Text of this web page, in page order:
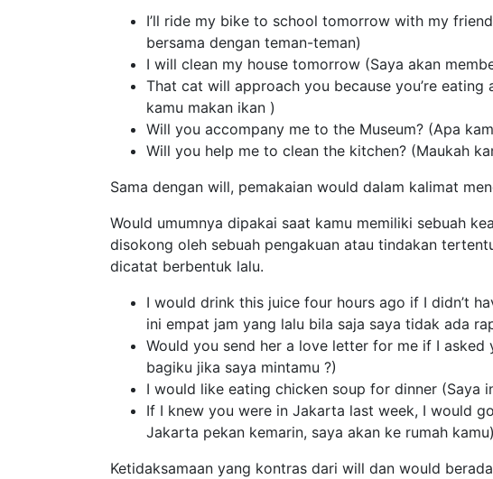
I’ll ride my bike to school tomorrow with my
bersama dengan teman-teman)
I will clean my house tomorrow (Saya akan
That cat will approach you because you’re
kamu makan ikan )
Will you accompany me to the Museum? (Apa
Will you help me to clean the kitchen? (Maukah
Sama dengan will, pemakaian would dalam kalimat
Would umumnya dipakai saat kamu memiliki sebuah
disokong oleh sebuah pengakuan atau tindakan
dicatat berbentuk lalu.
I would drink this juice four hours ago if I didn’t
ini empat jam yang lalu bila saja saya tidak ada
Would you send her a love letter for me if I
bagiku jika saya mintamu ?)
I would like eating chicken soup for dinner (Saya
If I knew you were in Jakarta last week, I would
Jakarta pekan kemarin, saya akan ke rumah kamu)
Ketidaksamaan yang kontras dari will dan would